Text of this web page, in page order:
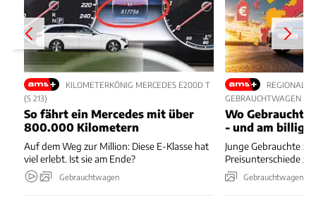
KILOMETERKÖNIG MERCEDES E200D T
(S 213)
So fährt ein Mercedes mit über
800.000 Kilometern
Auf dem Weg zur Million: Diese E-Klasse hat
viel erlebt. Ist sie am Ende?
Gebrauchtwagen
REGIONALE
GEBRAUCHTWAGEN
Wo Gebrauchte
- und am
Junge Gebrauchte
Preisunterschiede
Gebrauchtwagen